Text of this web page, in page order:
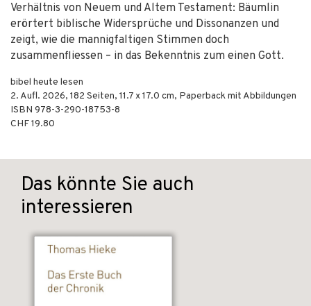
Verhältnis von Neuem und Altem Testament: Bäumlin
erörtert biblische Widersprüche und Dissonanzen und
zeigt, wie die mannigfaltigen Stimmen doch
zusammenfliessen – in das Bekenntnis zum einen Gott.
bibel heute lesen
2. Aufl. 2026, 182 Seiten, 11.7 x 17.0 cm, Paperback mit Abbildungen
ISBN 978-3-290-18753-8
CHF 19.80
Das könnte Sie auch
interessieren